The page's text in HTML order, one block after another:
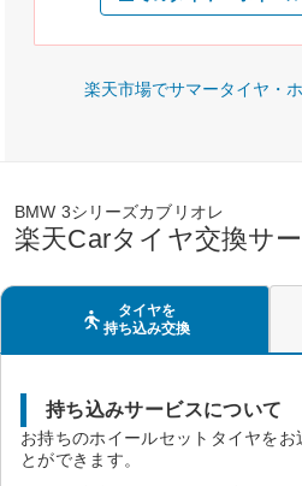
楽天市場でサマータイヤ・
BMW 3シリーズカブリオレ
楽天Carタイヤ交換サ
タイヤを
持ち込み交換
持ち込みサービスについて
お持ちのホイールセットタイヤを
とができます。